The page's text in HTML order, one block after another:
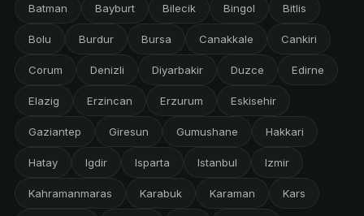
Batman Bayburt Bilecik Bingol Bitlis
Bolu Burdur Bursa Canakkale Cankiri
Corum Denizli Diyarbakir Duzce Edirne
Elazig Erzincan Erzurum Eskisehir
Gaziantep Giresun Gumushane Hakkari
Hatay Igdir Isparta Istanbul Izmir
Kahramanmaras Karabuk Karaman Kars